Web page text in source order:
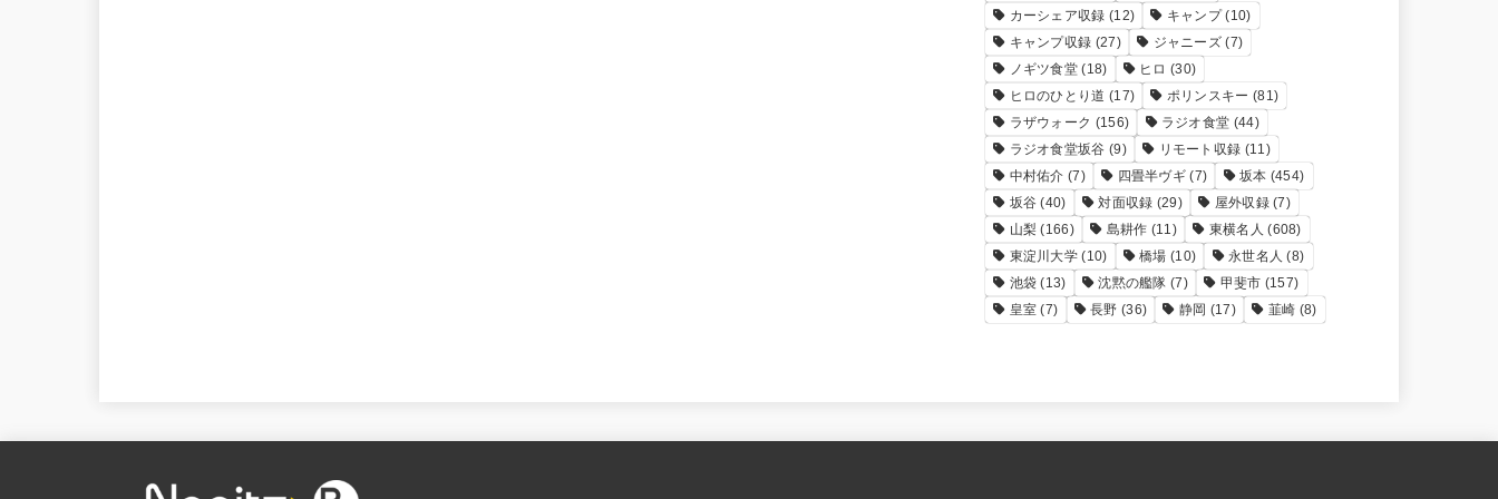
カーシェア収録 (12) キャンプ(10)
キャンプ収録 (27) ジャニーズ (7)
ノギツ食堂 (18) ヒロ (30)
ヒロのひとり道 (17) ポリンスキー (81)
ラザウォーク (156) ラジオ食堂 (44)
ラジオ食堂坂谷 (9) リモート収録 (11)
中村佑介 (7) 四畳半ヴギ (7) 坂本 (454)
坂谷 (40) 対面収録 (29) 屋外収録(7)
山梨 (166) 島耕作 (11) 東横名人 (608)
東淀川大学 (10) 橋場 (10) 永世名人 (8)
池袋 (13) 沈黙の艦隊 (7) 甲斐市 (157)
皇室 (7) 長野 (36) 静岡 (17) 韮崎 (8)